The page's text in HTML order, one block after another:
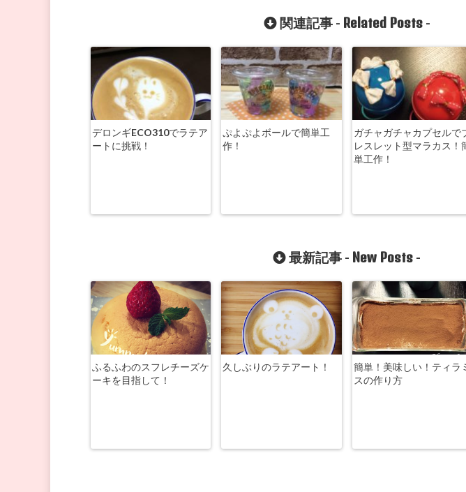
関連記事 - Related Posts-
デロンギECO310でラテア
ートに挑戦！
ぷよぷよボールで簡単工
作！
ガチャガチャカプセルで
レスレット型マラカス！
単工作！
最新記事 - New Posts -
ふるふわのスフレチーズケ
ーキを目指して！
久しぶりのラテアート！
簡単！美味しい！ティラ
スの作り方